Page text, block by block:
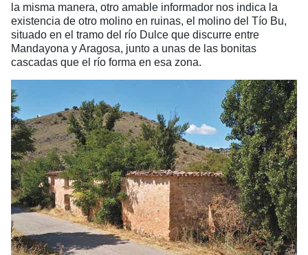
la misma manera, otro amable informador nos indica la
existencia de otro molino en ruinas, el molino del Tío Bu,
situado en el tramo del río Dulce que discurre entre
Mandayona y Aragosa, junto a unas de las bonitas
cascadas que el río forma en esa zona.